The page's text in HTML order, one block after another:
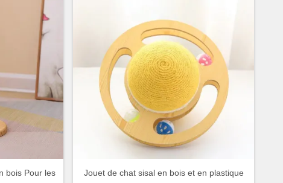
bois Pour les
Jouet de chat sisal en bois et en plastique